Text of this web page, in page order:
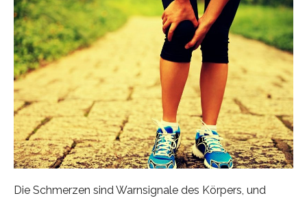
Die Schmerzen sind Warnsignale des Körpers, und